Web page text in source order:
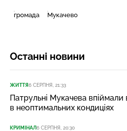
громада Мукачево
Останні новини
ЖИТТЯ6 СЕРПНЯ, 21:33
Патрульні Мукачева впіймали
в неоптимальних кондиціях
КРИМІНАЛ6 СЕРПНЯ, 20:30